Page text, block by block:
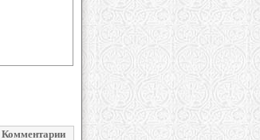
Комментарии